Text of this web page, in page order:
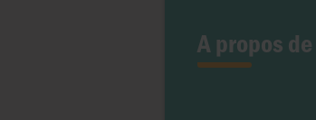
A propos de